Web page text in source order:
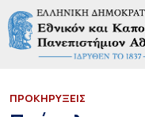
ΠΡΟΚΗΡΥΞΕΙΣ